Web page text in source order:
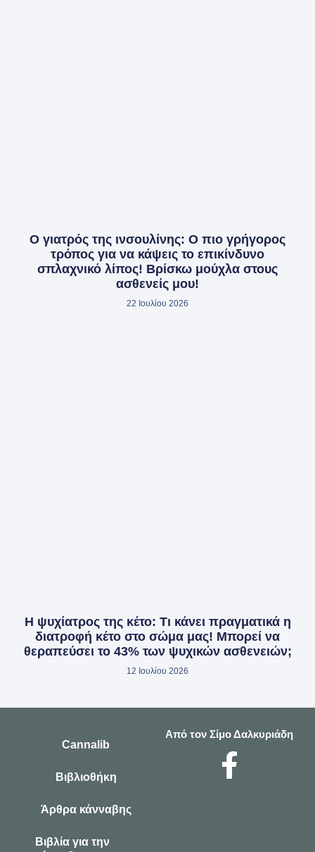
Ο γιατρός της ινσουλίνης: Ο πιο γρήγορος
τρόπος για να κάψεις το επικίνδυνο
σπλαχνικό λίπος! Βρίσκω μούχλα στους
ασθενείς μου!
22 Ιουλίου 2026
Η ψυχίατρος της κέτο: Τι κάνει πραγματικά η
διατροφή κέτο στο σώμα μας! Μπορεί να
θεραπεύσει το 43% των ψυχικών ασθενειών;
12 Ιουλίου 2026
Cannalib
Βιβλιοθήκη
Άρθρα κάνναβης
Βιβλία για την
Από τον Σίμο Δαλκυριάδη